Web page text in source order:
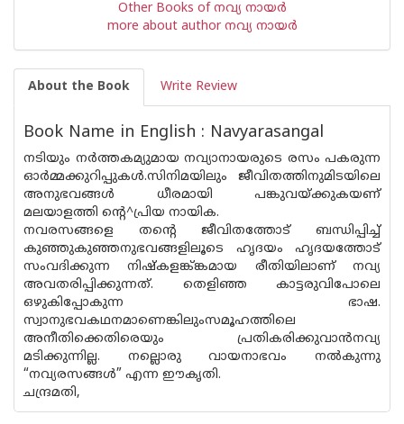
Other Books of നവ്യ നായര്‍
more about author നവ്യ നായര്‍
About the Book Write Review
Book Name in English : Navyarasangal
നടിയും നര്‍ത്തകമ്യുമായ നവ്യാനായരുടെ രസം പകരുന്ന
ഓര്‍മ്മക്കുറിപ്പുകള്‍.സിനിമയിലും ജീവിതത്തിനുമിടയിലെ
അനുഭവങ്ങള്‍ ധീരമായി പങ്കുവയ്ക്കുകയണ്
മലയാളത്തി ന്റെ^പ്രിയ നായിക.
നവരസങ്ങളെ തന്റെ ജീവിതത്തോട് ബന്ധിപ്പിച്ച്
കുഞ്ഞുകുഞ്ഞനുഭവങ്ങളിലൂടെ ഹൃദയം ഹൃദയത്തോട്
സംവദിക്കുന്ന നിഷ്കളങ്ക്ങ്കമായ രീതിയിലാണ് നവ്യ
അവതരിപ്പിക്കുന്നത്. തെളിഞ്ഞ കാട്ടരുവിപോലെ
ഒഴുകിപ്പോകുന്ന ഭാഷ.
സ്വാനുഭവകഥനമാണെങ്കിലുംസമൂഹത്തിലെ
അനീതിക്കെതിരെയും പ്രതികരിക്കുവാ‌ന്‍നവ്യ
മടിക്കുന്നില്ല. നല്ലൊരു വായനാഭവം നല്‍കുന്നു
“നവ്യരസങ്ങള്‍” എന്ന ഈകൃതി.
ചന്ദ്രമതി,